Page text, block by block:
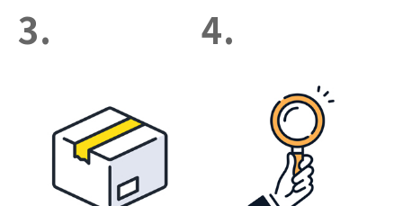
3. 4.